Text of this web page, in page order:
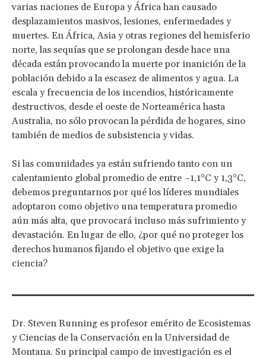
varias naciones de Europa y África han causado
desplazamientos masivos, lesiones, enfermedades y
muertes. En África, Asia y otras regiones del hemisferio
norte, las sequías que se prolongan desde hace una
década están provocando la muerte por inanición de la
población debido a la escasez de alimentos y agua. La
escala y frecuencia de los incendios, históricamente
destructivos, desde el oeste de Norteamérica hasta
Australia, no sólo provocan la pérdida de hogares, sino
también de medios de subsistencia y vidas.
Si las comunidades ya están sufriendo tanto con un
calentamiento global promedio de entre ~1,1°C y 1,3°C,
debemos preguntarnos por qué los líderes mundiales
adoptaron como objetivo una temperatura promedio
aún más alta, que provocará incluso más sufrimiento y
devastación. En lugar de ello, ¿por qué no proteger los
derechos humanos fijando el objetivo que exige la
ciencia?
Dr. Steven Running es profesor emérito de Ecosistemas
y Ciencias de la Conservación en la Universidad de
Montana. Su principal campo de investigación es el